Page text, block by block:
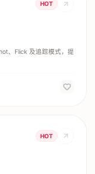
HOT
、Flick 及追踪模式，提
HOT